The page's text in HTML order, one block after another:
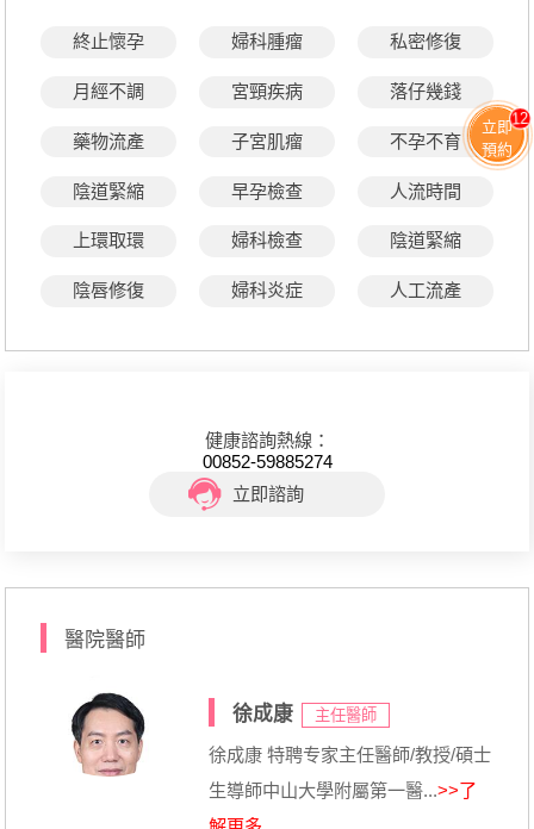
終止懷孕 婦科腫瘤 私密修復
月經不調 宮頸疾病 落仔幾錢
藥物流產 子宮肌瘤 不孕不育
陰道緊縮 早孕檢查 人流時間
上環取環 婦科檢查 陰道緊縮
陰唇修復 婦科炎症 人工流產
健康諮詢熱線：
00852-59885274
立即諮詢
醫院醫師
徐成康 主任醫師
徐成康 特聘专家主任醫師/教授/碩士
生導師中山大學附屬第一醫...>>了
立即
預約
12